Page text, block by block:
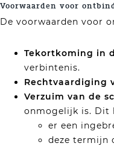
Voorwaarden voor
De voorwaarden voor
Tekortkoming in
verbintenis.
Rechtvaardiging
Verzuim van de
onmogelijk is. Dit
er een
deze termijn